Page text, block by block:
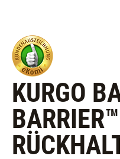
KURGO
BARRIER™